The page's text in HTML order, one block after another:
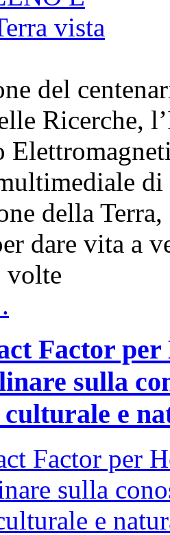
del
Ricerche,
della
dare vita a
volte
Factor
sulla
e